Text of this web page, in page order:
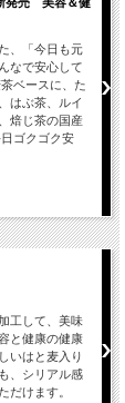
、「今日も元
なで安心して
ベースに、た
はぶ茶、ルイ
焙じ茶の国産
ゴクゴク安
工して、美味
と健康の健康
いはと麦入り
、シリアル感
だけます。